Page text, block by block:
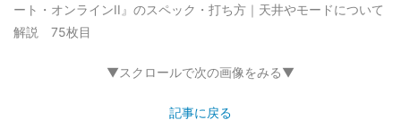
ート・オンラインII』のスペック・打ち方｜天井やモードについて
解説 75枚目
▼スクロールで次の画像をみる▼
記事に戻る